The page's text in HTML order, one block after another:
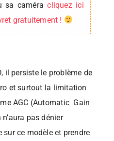
sa caméracliquez ici
gratuitement !
il persiste le problème de
et surtout la limitation
AGC (Automatic Gain
pas dénier
sur ce modèle et prendre